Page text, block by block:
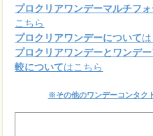
プロクリアワンデーマルチフ
こちら
プロクリアワンデーについて
プロクリアワンデーとワンデ
較についてはこちら
※その他のワンデーコンタク